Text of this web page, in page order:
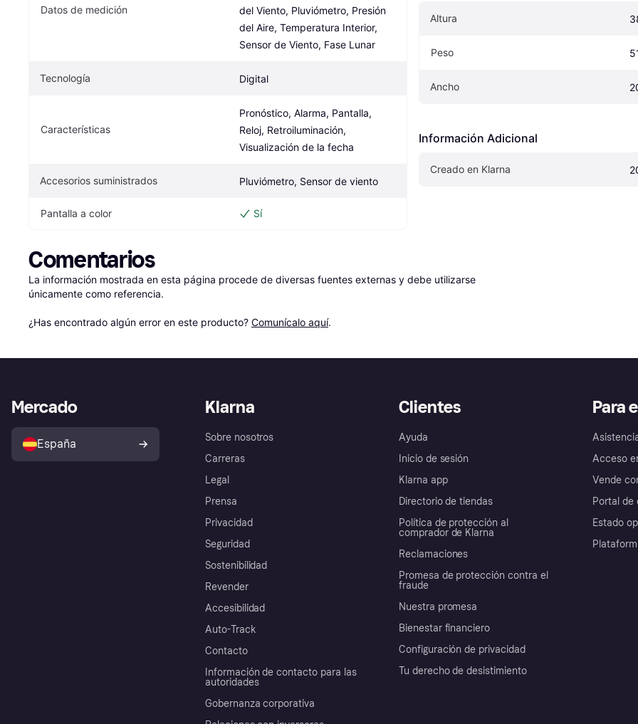
Datos de medición
del Viento, Pluviómetro, Presión
del Aire, Temperatura Interior,
Sensor de Viento, Fase Lunar
Tecnología Digital
Características
Pronóstico, Alarma, Pantalla,
Reloj, Retroiluminación,
Visualización de la fecha
Accesorios suministrados Pluviómetro, Sensor de viento
Pantalla a color Sí
Altura
Peso
Ancho
Información Adicional
Creado en Klarna
Comentarios
La información mostrada en esta página procede de diversas fuentes externas y debe utilizarse
únicamente como referencia.
¿Has encontrado algún error en este producto? Comunícalo aquí.
Klarna
Sobre nosotros
Carreras
Legal
Prensa
Privacidad
Seguridad
Sostenibilidad
Revender
Accesibilidad
Auto-Track
Contacto
Información de contacto para las
autoridades
Gobernanza corporativa
Clientes
Ayuda
Inicio de sesión
Klarna app
Directorio de tiendas
Política de protección al
comprador de Klarna
Reclamaciones
Promesa de protección contra el
fraude
Nuestra promesa
Bienestar financiero
Configuración de privacidad
Tu derecho de desistimiento
Para
Acceso
Vende
Portal de
Estado
Mercado
España